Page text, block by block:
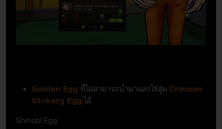
Golden Egg ที่ไม่สามารถนำมาแลกไข่สุ่ม Crimson
Strikerg Egg ได้
Shinobi Egg